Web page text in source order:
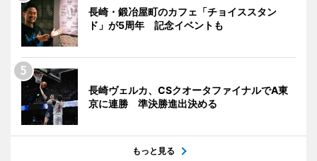
長崎・鍛冶屋町のカフェ「チョイススタン
ド」が5周年 記念イベントも
長崎ヴェルカ、CSクオータファイナルでA東
京に連勝 準決勝進出決める
もっと見る